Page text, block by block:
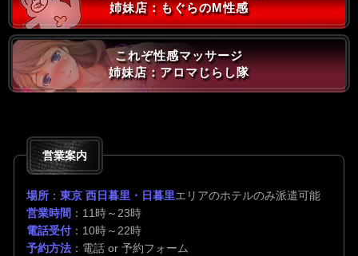
姉妹店：もぐらのM性感
これぞ性感マッサージ
姉妹店：アロマじらし隊
営業案内
場所 ： 東京 西日暮里・日暮里エリアのホテルのみ派遣可能
営業時間 ：11時～23時
電話受付：10時～22時
予約方法 ：電話 or 予約フォーム